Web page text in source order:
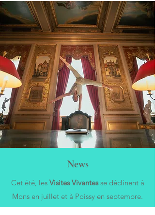
News
Cet été, les Visites Vivantesse déclinent à
Mons en juillet et à Poissy en septembre.
Enparallèle, Carmenpart en tournée à